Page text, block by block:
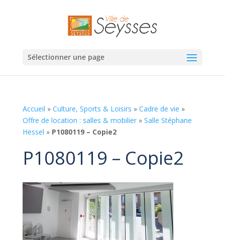
Sélectionner une page
Accueil » Culture, Sports & Loisirs » Cadre de vie »
Offre de location : salles & mobilier» Salle Stéphane
Hessel » P1080119 – Copie2
P1080119 – Copie2